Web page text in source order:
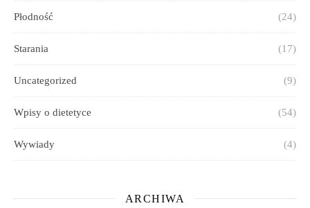
Płodność (24)
Starania (17)
Uncategorized (9)
Wpisy o dietetyce (54)
Wywiady (4)
ARCHIWA